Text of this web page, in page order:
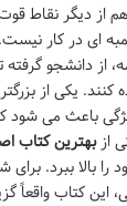
هم از دیگر نقاط
ای در کار
از دانشجو گرفته
کنند. یکی از
باعث می
ازبهترین کتاب
بالا ببرد. برای
این کتاب واقعاً